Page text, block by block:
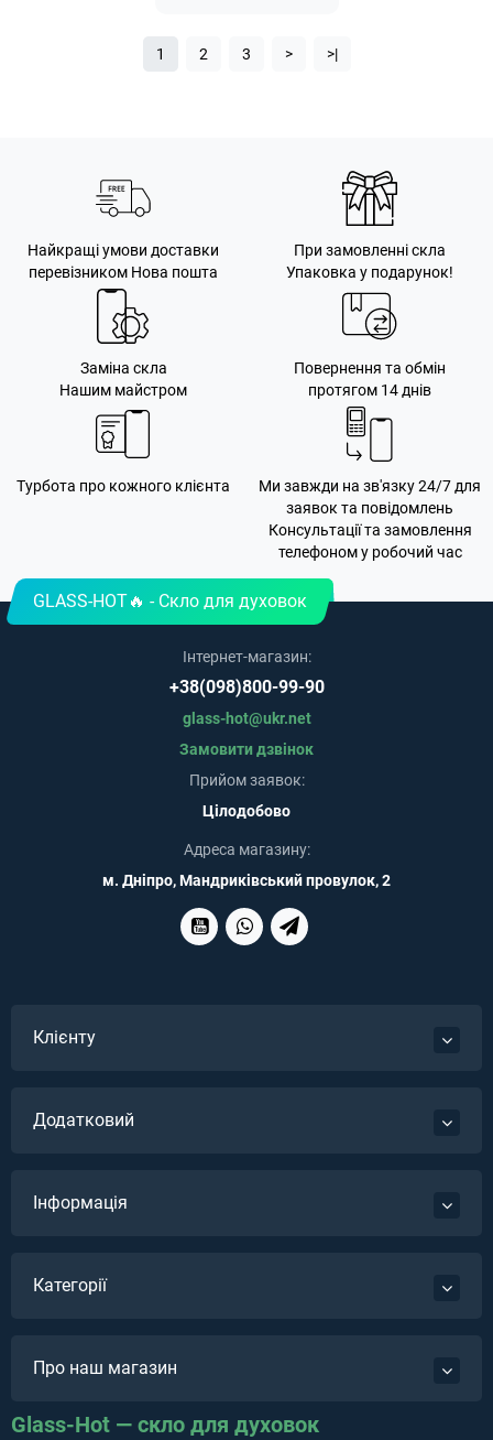
1 2 3 > >|
Найкращі умови доставки
перевізником Нова пошта
При замовленні скла
Упаковка у подарунок!
Заміна скла
Нашим майстром
Повернення та обмін
протягом 14 днів
Турбота про кожного клієнта
Ми завжди на зв'язку 24/7 для
заявок та повідомлень
Консультації та замовлення
телефоном у робочий час
GLASS-HOT🔥 - Скло для духовок
Інтернет-магазин:
+38(098)800-99-90
glass-hot@ukr.net
Замовити дзвінок
Прийом заявок:
Цілодобово
Адреса магазину:
м. Дніпро, Мандриківський провулок, 2
Клієнту
Додатковий
Інформація
Категорії
Про наш магазин
Glass-Hot — скло для духовок